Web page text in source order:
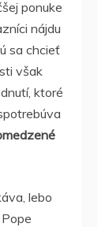
ponuke
nájdu
sa chcieť
však
ktoré
lebo